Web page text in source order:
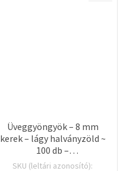
Üveggyöngyök – 8 mm
kerek – lágy halványzöld ~
100 db –
ékszerkészítéshez,
SKU (leltári azonosító):